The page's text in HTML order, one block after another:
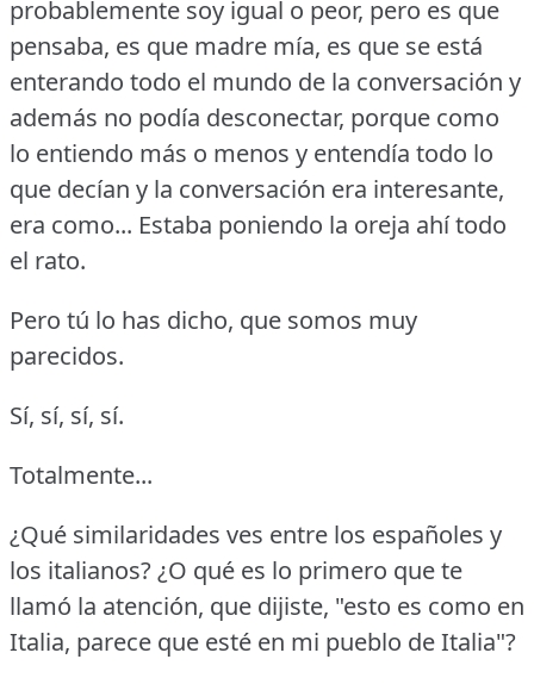
probablemente soy igual o peor, pero es que
pensaba, es que madre mía, es que se está
enterando todo el mundo de la conversación y
además no podía desconectar, porque como
lo entiendo más o menos y entendía todo lo
que decían y la conversación era interesante,
era como... Estaba poniendo la oreja ahí todo
el rato.
Pero tú lo has dicho, que somos muy
parecidos.
Sí, sí, sí, sí.
Totalmente...
¿Qué similaridades ves entre los españoles y
los italianos?¿O qué es lo primero que te
llamó la atención, que dijiste, "esto es como en
Italia, parece que esté en mi pueblo de Italia"?